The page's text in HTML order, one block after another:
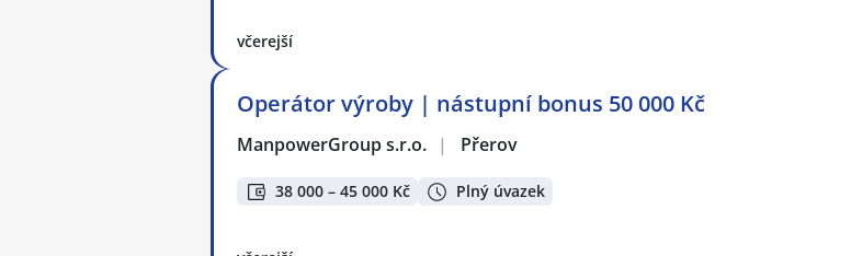
včerejší
Operátor výroby | nástupní bonus 50 000 Kč
ManpowerGroup s.r.o. | Přerov
38 000 – 45 000 Kč Plný úvazek